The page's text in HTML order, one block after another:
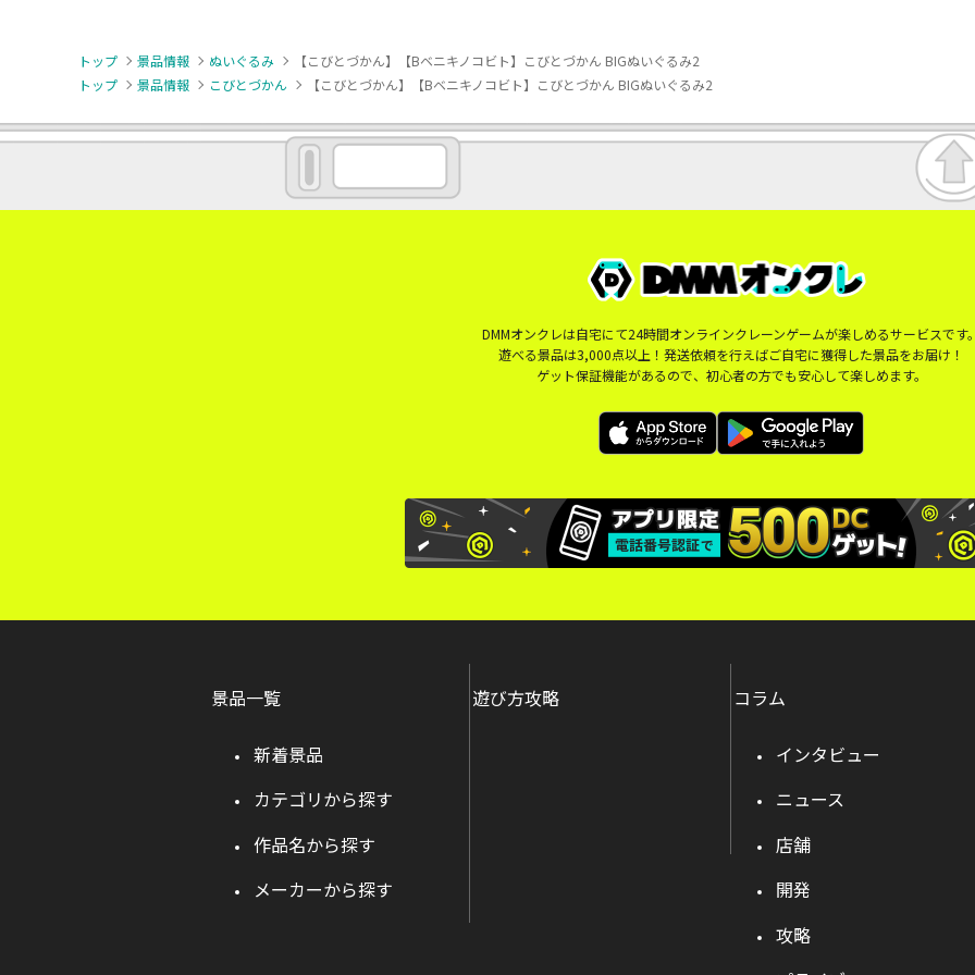
トップ 景品情報 ぬいぐるみ
【こびとづかん】【Bベニキノコビト】こびとづかん BIGぬいぐるみ2
トップ
景品情報 こびとづかん 【こびとづかん】【Bベニキノコビト】こびとづかん BIGぬいぐるみ2
DMMオンクレは自宅にて24時間オンラインクレーンゲームが楽しめるサービスです
遊べる景品は3,000点以上！発送依頼を行えばご自宅に獲得した景品をお届け！
ゲット保証機能があるので、初心者の方でも安心して楽しめます。
景品一覧
新着景品
カテゴリから探す
作品名から探す
メーカーから探す
遊び方攻略 コラム
インタビュー
ニュース
店舗
開発
攻略